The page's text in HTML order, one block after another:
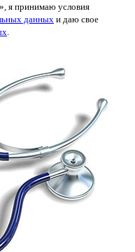
я принимаю условия
данных и даю свое